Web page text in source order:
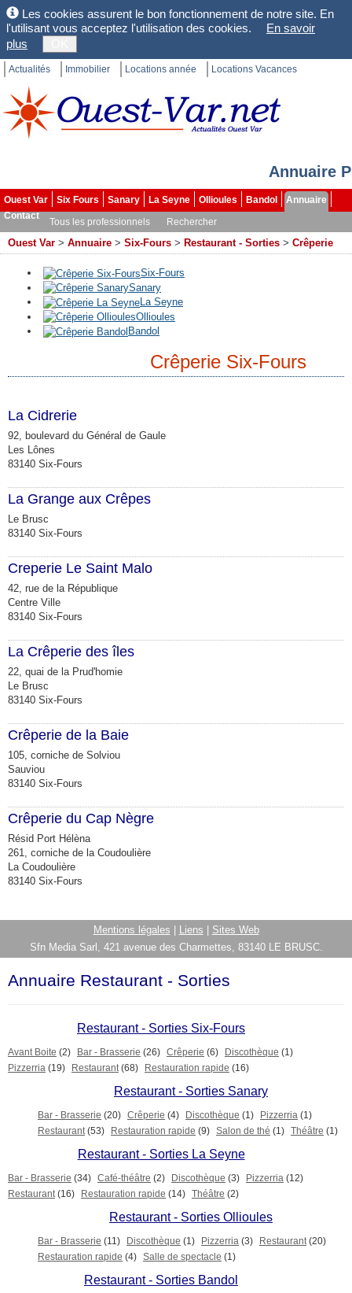
Les cookies assurent le bon fonctionnement de notre site. En
l'utilisant vous acceptez l'utilisation des cookies.
En savoir
plus
Actualités Immobilier Locations année Locations Vacances
Annuaire
Ouest Var Six Fours Sanary La Seyne Ollioules Bandol
Annuaire
Contact
Tous les professionnels Rechercher
Ouest Var > Annuaire > Six-Fours > Restaurant - Sorties > Crêperie
Six-Fours
Sanary
La Seyne
Ollioules
Bandol
Crêperie Six-Fours
La Cidrerie
92, boulevard du Général de Gaule
Les Lônes
83140 Six-Fours
La Grange aux Crêpes
Le Brusc
83140 Six-Fours
Creperie Le Saint Malo
42, rue de la République
Centre Ville
83140 Six-Fours
La Crêperie des îles
22, quai de la Prud'homie
Le Brusc
83140 Six-Fours
Crêperie de la Baie
105, corniche de Solviou
Sauviou
83140 Six-Fours
Crêperie du Cap Nègre
Résid Port Hélèna
261, corniche de la Coudoulière
La Coudoulière
83140 Six-Fours
Mentions légales Liens
Sites Web
Sfn Media Sarl, 421 avenue des Charmettes, 83140 LE BRUSC.
Annuaire Restaurant - Sorties
Restaurant - Sorties Six-Fours
Avant Boite (2) Bar - Brasserie (26) Crêperie (6) Discothèque (1)
Pizzerria (19) Restaurant (68) Restauration rapide (16)
Restaurant - Sorties Sanary
Bar - Brasserie (20) Crêperie (4) Discothèque (1) Pizzerria (1)
Restaurant (53) Restauration rapide (9) Salon de thé (1) Théâtre (1)
Restaurant - Sorties La Seyne
Bar - Brasserie (34) Café-théâtre (2) Discothèque (3) Pizzerria (12)
Restaurant (16) Restauration rapide (14) Théâtre (2)
Restaurant - Sorties Ollioules
Bar - Brasserie (11) Discothèque (1) Pizzerria (3) Restaurant (20)
Restauration rapide (4) Salle de spectacle (1)
Restaurant - Sorties Bandol